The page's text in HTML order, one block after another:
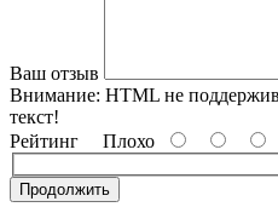
Ваш отзыв
Внимание: HTML не
текст!
Рейтинг Плохо
Продолжить